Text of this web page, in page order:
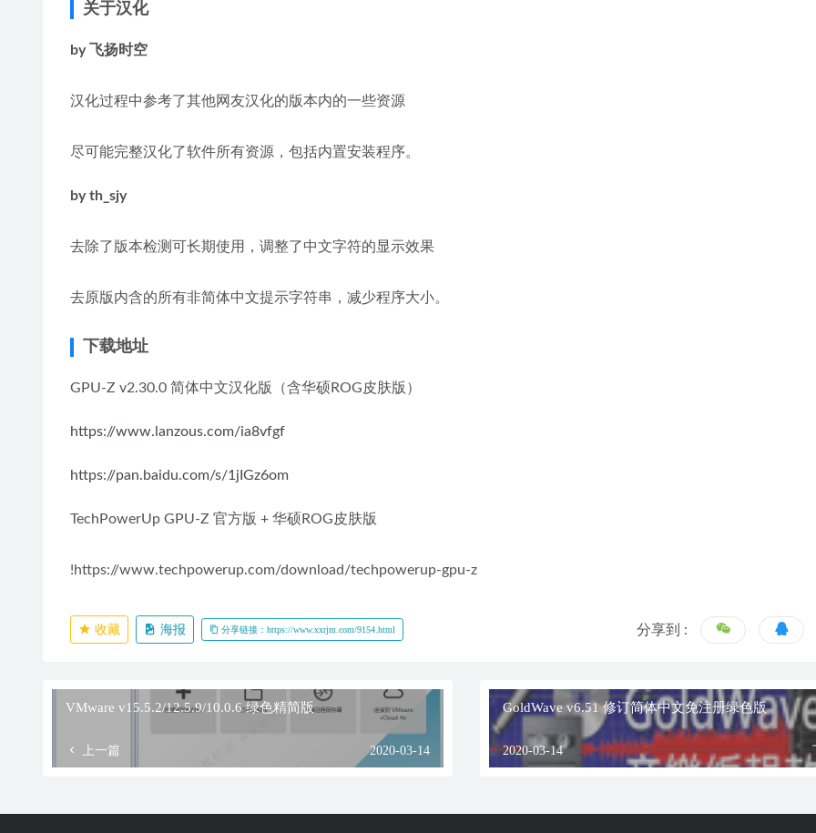
关于汉化
by 飞扬时空
汉化过程中参考了其他网友汉化的版本内的一些资源
尽可能完整汉化了软件所有资源，包括内置安装程序。
by th_sjy
去除了版本检测可长期使用，调整了中文字符的显示效果
去原版内含的所有非简体中文提示字符串，减少程序大小。
下载地址
GPU-Z v2.30.0 简体中文汉化版（含华硕ROG皮肤版）
https://www.lanzous.com/ia8vfgf
https://pan.baidu.com/s/1jIGz6om
TechPowerUp GPU-Z 官方版 + 华硕ROG皮肤版
!https://www.techpowerup.com/download/techpowerup-gpu-z
收藏 海报 分享链接：https://www.xxrjm.com/9154.html 分享到 :
VMware v15.5.2/12.5.9/10.0.6 绿色精简版
上一篇 2020-03-14
GoldWave v6.51 修订简体中文免注册绿色版
2020-03-14